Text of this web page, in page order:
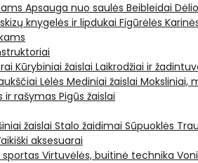
Apsauga nuo saulės Beibleidai
knygelės ir lipdukai Figūrėlės
Kūrybiniai žaislai Laikrodžiai ir
Lėlės Mediniai žaislai Moksliniai,
ir rašymas Pigūs žaislai
žaislai Stalo žaidimai Sūpuoklės
aksesuarai
sportas Virtuvėlės, buitinė technika